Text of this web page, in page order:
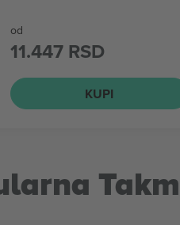
od
11.447 RSD
KUPI